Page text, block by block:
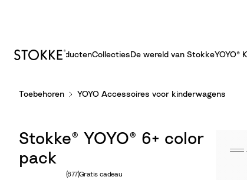
ProductenCollecties De wereld van StokkeYOYO®
Toebehoren YOYO Accessoires voor kinderwagens
Stokke® YOYO® 6+ color
pack
Aantal beoordelingen: 677
(677)Gratis cadeau